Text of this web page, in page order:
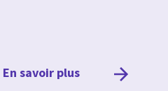
En savoir plus